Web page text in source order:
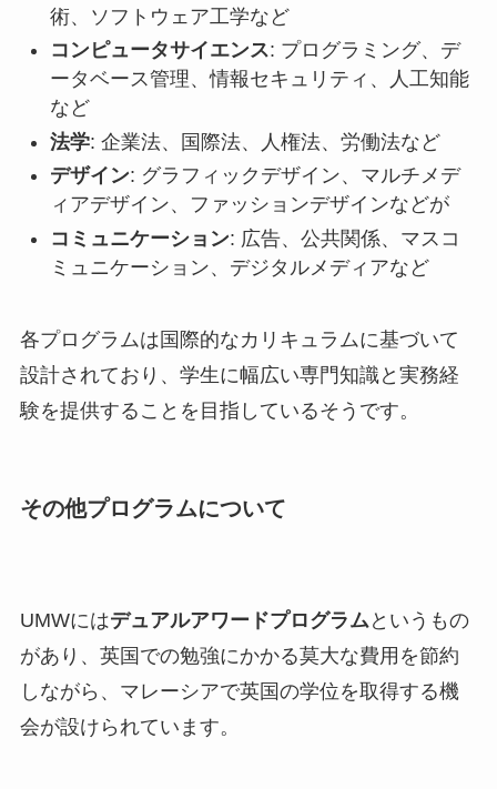
術、ソフトウェア工学など
コンピュータサイエンス: プログラミング、デ
ータベース管理、情報セキュリティ、人工知能
など
法学: 企業法、国際法、人権法、労働法など
デザイン: グラフィックデザイン、マルチメデ
ィアデザイン、ファッションデザインなどが
コミュニケーション: 広告、公共関係、マスコ
ミュニケーション、デジタルメディアなど
各プログラムは国際的なカリキュラムに基づいて
設計されており、学生に幅広い専門知識と実務経
験を提供することを目指しているそうです。
その他プログラムについて
UMWにはデュアルアワードプログラムというもの
があり、英国での勉強にかかる莫大な費用を節約
しながら、マレーシアで英国の学位を取得する機
会が設けられています。